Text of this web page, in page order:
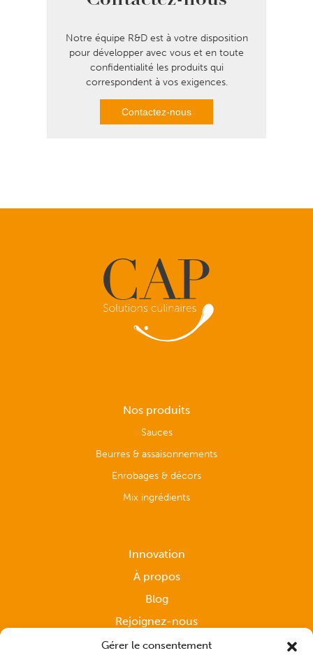
Gérer le consentement
Notre équipe R&D est à votre disposition
pour développer avec vous et en toute
confidentialité les produits qui
correspondent à vos exigences.
Contactez-nous
Nos produits
Sauces
Beurres & assaisonnements
Enrobages & décors
Mix ingrédients
Innovation
À propos
Blog
Rejoignez-nous